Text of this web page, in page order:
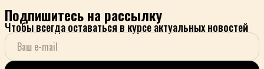
Подпишитесь на рассылку
Чтобы всегда оставаться в курсе актуальных новостей